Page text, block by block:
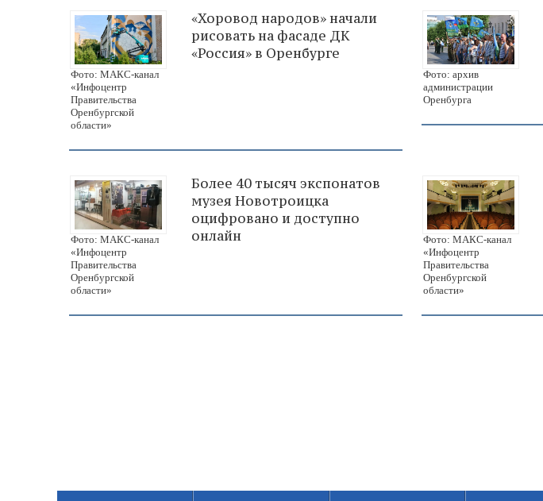
Фото: МАКС-канал
«Инфоцентр
Правительства
Оренбургской
области»
«Хоровод народов» начали
рисовать на фасаде ДК
«Россия» в Оренбурге
Фото: архив
администрации
Оренбурга
Фото: МАКС-канал
«Инфоцентр
Правительства
Оренбургской
области»
Более 40 тысяч экспонатов
музея Новотроицка
оцифровано и доступно
онлайн
Фото: МАКС-канал
«Инфоцентр
Правительства
Оренбургской
области»